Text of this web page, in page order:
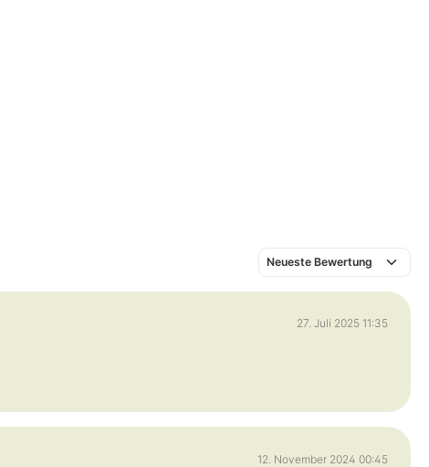
27. Juli 2025 11:35
12. November 2024 00:45